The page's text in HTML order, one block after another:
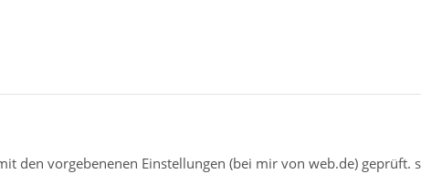
den vorgebenenen Einstellungen (bei mir von web.de) geprüft.